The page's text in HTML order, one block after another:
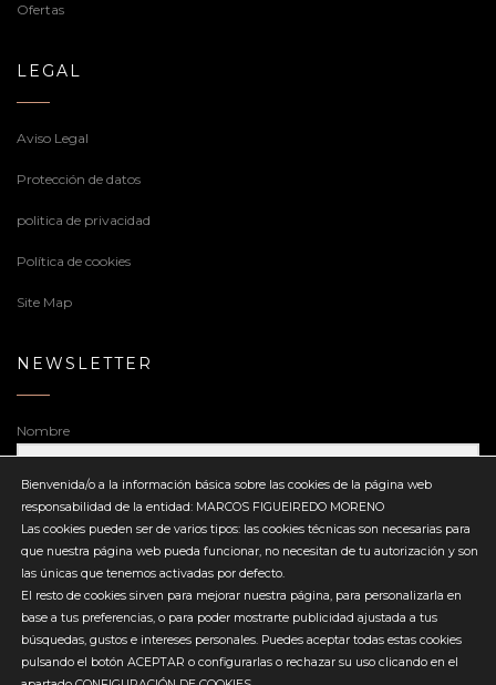
Ofertas
LEGAL
Aviso Legal
Protección de datos
politica de privacidad
Política de cookies
Site Map
NEWSLETTER
Nombre
Dirección de correo electrónico
Enviar
Bienvenida/o a la información básica sobre las cookies de la página web
responsabilidad de la entidad: MARCOS FIGUEIREDO MORENO
Las cookies pueden ser de varios tipos: las cookies técnicas son necesarias para
que nuestra página web pueda funcionar, no necesitan de tu autorización y son
las únicas que tenemos activadas por defecto.
El resto de cookies sirven para mejorar nuestra página, para personalizarla en
base a tus preferencias, o para poder mostrarte publicidad ajustada a tus
búsquedas, gustos e intereses personales. Puedes aceptar todas estas cookies
pulsando el botón ACEPTAR o configurarlas o rechazar su uso clicando en el